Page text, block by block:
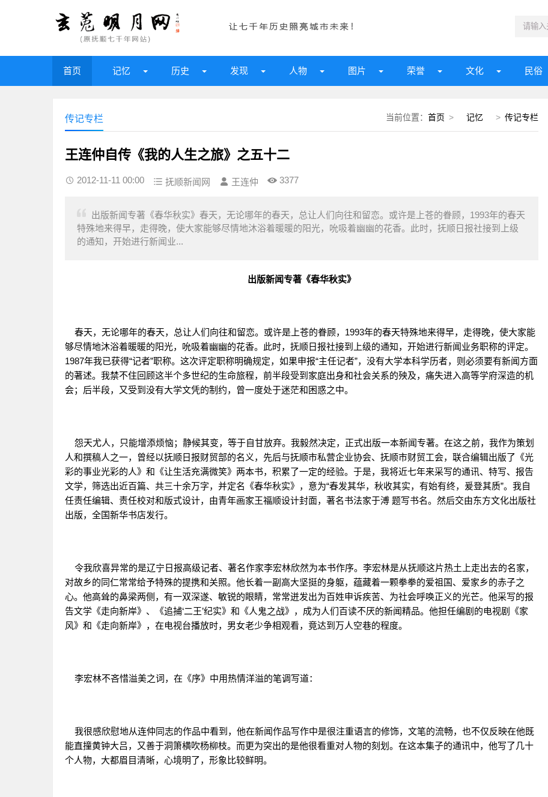
首页 记忆 历史 发现 人物 图片 荣誉 文化 民俗
当前位置： 首页 > 记忆 > 传记专栏
传记专栏
王连仲自传《我的人生之旅》之五十二
2012-11-11 00:00 抚顺新闻网 王连仲 3377
出版新闻专著《春华秋实》春天，无论哪年的春天，总让人们向往和留恋。或许是上苍的眷顾，1993年的春天
特殊地来得早，走得晚，使大家能够尽情地沐浴着暖暖的阳光，吮吸着幽幽的花香。此时，抚顺日报社接到上级
的通知，开始进行新闻业...
出版新闻专著《春华秋实》
春天，无论哪年的春天，总让人们向往和留恋。或许是上苍的眷顾，1993年的春天特殊地来得早，走得晚，使大家能
够尽情地沐浴着暖暖的阳光，吮吸着幽幽的花香。此时，抚顺日报社接到上级的通知，开始进行新闻业务职称的评定。
1987年我已获得“记者”职称。这次评定职称明确规定，如果申报“主任记者”，没有大学本科学历者，则必须要有新闻方面
的著述。我禁不住回顾这半个多世纪的生命旅程，前半段受到家庭出身和社会关系的殃及，痛失进入高等学府深造的机
会；后半段，又受到没有大学文凭的制约，曾一度处于迷茫和困惑之中。
怨天尤人，只能增添烦恼；静候其变，等于自甘放弃。我毅然决定，正式出版一本新闻专著。在这之前，我作为策划
人和撰稿人之一，曾经以抚顺日报财贸部的名义，先后与抚顺市私营企业协会、抚顺市财贸工会，联合编辑出版了《光
彩的事业光彩的人》和《让生活充满微笑》两本书，积累了一定的经验。于是，我将近七年来采写的通讯、特写、报告
文学，筛选出近百篇、共三十余万字，并定名《春华秋实》，意为“春发其华，秋收其实，有始有终，爰登其质”。我自
任责任编辑、责任校对和版式设计，由青年画家王福顺设计封面，著名书法家于溥 题写书名。然后交由东方文化出版社
出版，全国新华书店发行。
令我欣喜异常的是辽宁日报高级记者、著名作家李宏林欣然为本书作序。李宏林是从抚顺这片热土上走出去的名家，
对故乡的同仁常常给予特殊的提携和关照。他长着一副高大坚挺的身躯，蕴藏着一颗拳拳的爱祖国、爱家乡的赤子之
心。他高耸的鼻梁两侧，有一双深遂、敏锐的眼睛，常常迸发出为百姓申诉疾苦、为社会呼唤正义的光芒。他采写的报
告文学《走向新岸》、《追捕‘二王’纪实》和《人鬼之战》，成为人们百读不厌的新闻精品。他担任编剧的电视剧《家
风》和《走向新岸》，在电视台播放时，男女老少争相观看，竟达到万人空巷的程度。
李宏林不吝惜溢美之词，在《序》中用热情洋溢的笔调写道：
我很感欣慰地从连仲同志的作品中看到，他在新闻作品写作中是很注重语言的修饰，文笔的流畅，也不仅反映在他既
能直撞黄钟大吕，又善于洞箫横吹杨柳枝。而更为突出的是他很看重对人物的刻划。在这本集子的通讯中，他写了几十
个人物，大都眉目清晰，心境明了，形象比较鲜明。